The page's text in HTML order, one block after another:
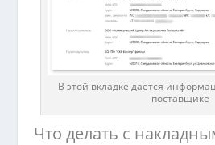
В этой вкладке дается
поставщике
Что делать с